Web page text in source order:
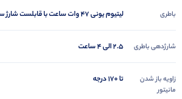
باطری لیتیوم یونی 47 وات ساعت با قابلست شارژ سریع
شارژدهی باطری 2.5 الی 4 ساعت
زاویه باز شدن
مانیتور
تا 170 درجه